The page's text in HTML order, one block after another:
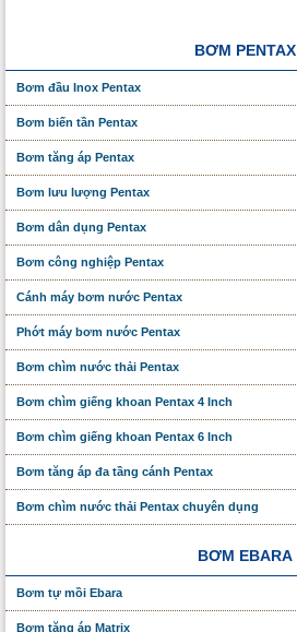
BƠM PENTAX
Bơm đầu Inox Pentax
Bơm biến tần Pentax
Bơm tăng áp Pentax
Bơm lưu lượng Pentax
Bơm dân dụng Pentax
Bơm công nghiệp Pentax
Cánh máy bơm nước Pentax
Phớt máy bơm nước Pentax
Bơm chìm nước thải Pentax
Bơm chìm giếng khoan Pentax 4 Inch
Bơm chìm giếng khoan Pentax 6 Inch
Bơm tăng áp đa tầng cánh Pentax
Bơm chìm nước thải Pentax chuyên dụng
BƠM EBARA
Bơm tự mồi Ebara
Bơm tăng áp Matrix